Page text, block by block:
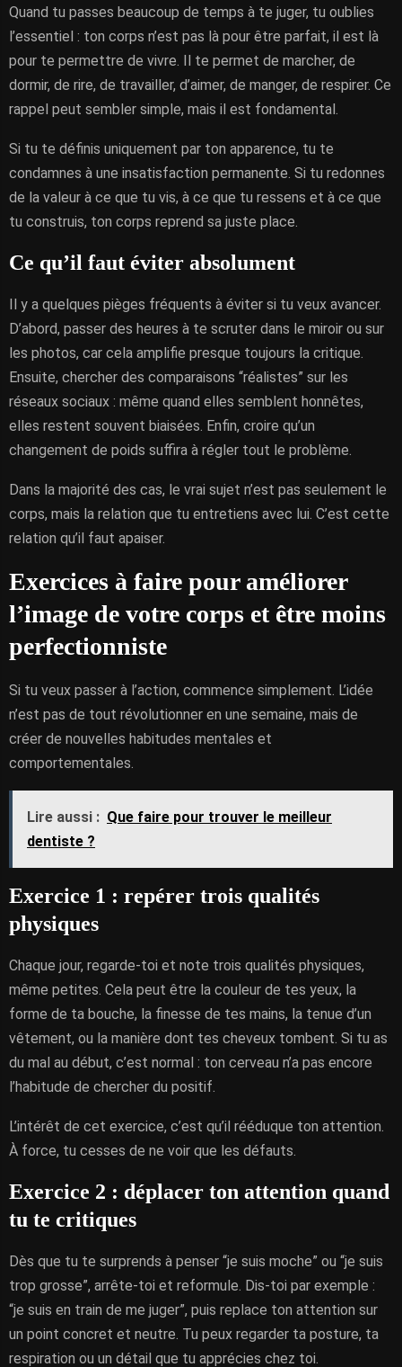
Quand tu passes beaucoup de temps à te juger, tu oublies
l’essentiel : ton corps n’est pas là pour être parfait, il est là
pour te permettre de vivre. Il te permet de marcher, de
dormir, de rire, de travailler, d’aimer, de manger, de respirer. Ce
rappel peut sembler simple, mais il est fondamental.
Si tu te définis uniquement par ton apparence, tu te
condamnes à une insatisfaction permanente. Si tu redonnes
de la valeur à ce que tu vis, à ce que tu ressens et à ce que
tu construis, ton corps reprend sa juste place.
Ce qu’il faut éviter absolument
Il y a quelques pièges fréquents à éviter si tu veux avancer.
D’abord, passer des heures à te scruter dans le miroir ou sur
les photos, car cela amplifie presque toujours la critique.
Ensuite, chercher des comparaisons “réalistes” sur les
réseaux sociaux : même quand elles semblent honnêtes,
elles restent souvent biaisées. Enfin, croire qu’un
changement de poids suffira à régler tout le problème.
Dans la majorité des cas, le vrai sujet n’est pas seulement le
corps, mais la relation que tu entretiens avec lui. C’est cette
relation qu’il faut apaiser.
Exercices à faire pour améliorer
l’image de votre corps et être moins
perfectionniste
Si tu veux passer à l’action, commence simplement. L’idée
n’est pas de tout révolutionner en une semaine, mais de
créer de nouvelles habitudes mentales et
comportementales.
Lire aussi : Que faire pour trouver le meilleur
dentiste ?
Exercice 1 : repérer trois qualités
physiques
Chaque jour, regarde-toi et note trois qualités physiques,
même petites. Cela peut être la couleur de tes yeux, la
forme de ta bouche, la finesse de tes mains, la tenue d’un
vêtement, ou la manière dont tes cheveux tombent. Si tu as
du mal au début, c’est normal : ton cerveau n’a pas encore
l’habitude de chercher du positif.
L’intérêt de cet exercice, c’est qu’il rééduque ton attention.
À force, tu cesses de ne voir que les défauts.
Exercice 2 : déplacer ton attention quand
tu te critiques
Dès que tu te surprends à penser “je suis moche” ou “je suis
trop grosse”, arrête-toi et reformule. Dis-toi par exemple :
“je suis en train de me juger”, puis replace ton attention sur
un point concret et neutre. Tu peux regarder ta posture, ta
respiration ou un détail que tu apprécies chez toi.